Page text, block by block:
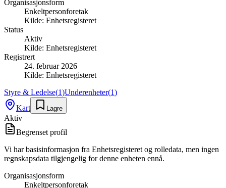
Organisasjonsform
Enkeltpersonforetak
Kilde: Enhetsregisteret
Status
Aktiv
Kilde: Enhetsregisteret
Registrert
24. februar 2026
Kilde: Enhetsregisteret
Styre & Ledelse(1)Underenheter(1)
Kart
Lagre
Aktiv
Begrenset profil
Vi har basisinformasjon fra Enhetsregisteret og rolledata, men ingen
regnskapsdata tilgjengelig for denne enheten ennå.
Organisasjonsform
Enkeltpersonforetak